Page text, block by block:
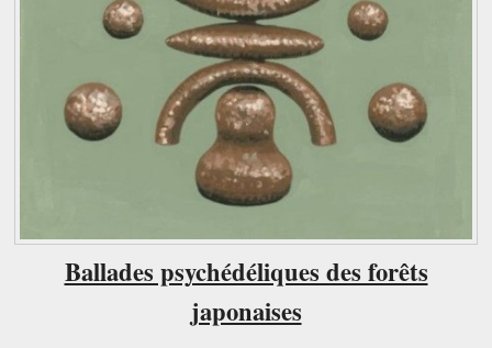
Ballades psychédéliques des forêts
japonaises